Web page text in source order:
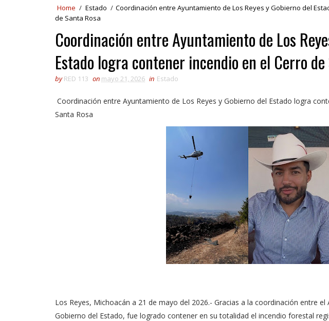
Home / Estado / Coordinación entre Ayuntamiento de Los Reyes y Gobierno del
de Santa Rosa
Coordinación entre Ayuntamiento de Los
Estado logra contener incendio en el Cerro
by RED 113 on mayo 21, 2026 in Estado
Coordinación entre Ayuntamiento de Los Reyes y Gobierno del Estado logra
Santa Rosa
Los Reyes, Michoacán a 21 de mayo del 2026.- Gracias a la coordinación entre
Gobierno del Estado, fue logrado contener en su totalidad el incendio forestal